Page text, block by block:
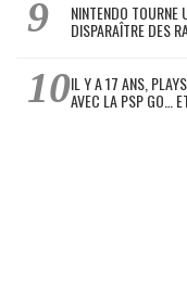
NINTENDO TOURNE
DISPARAÎTRE DES
IL Y A 17 ANS,
AVEC LA PSP GO…